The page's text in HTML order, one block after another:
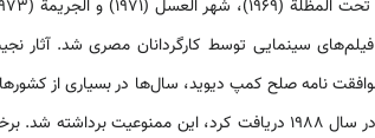
سینمایی توسط کارگردانان مصری شد. آثار
نامه صلح کمپ دیوید، سال‌ها در بسیاری از
عرب تحریم بود. پس از آنکه محفوظ به عنوان اولین نویسنده عرب جایزه نوبل در ادبیات را در سال 1988 دریافت کرد، این ممنوعیت برداشته